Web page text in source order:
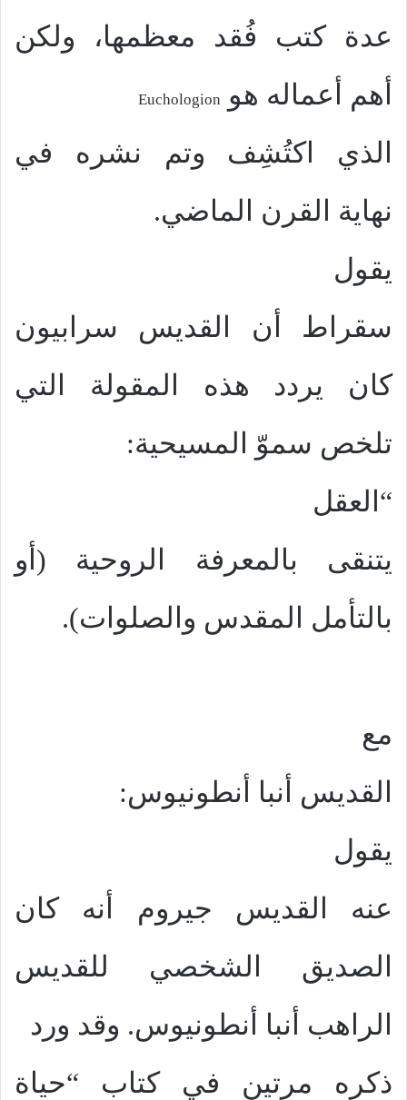
عدة كتب فُقد معظمها، ولكن
أهم أعماله هو Euchologion
الذي اكتُشِف وتم نشره في
نهاية القرن الماضي.
يقول
سقراط أن القديس سرابيون
كان يردد هذه المقولة التي
تلخص سموّ المسيحية:
“العقل
يتنقى بالمعرفة الروحية (أو
بالتأمل المقدس والصلوات).
مع
القديس أنبا أنطونيوس:
يقول
عنه القديس جيروم أنه كان
الصديق الشخصي للقديس
الراهب أنبا أنطونيوس. وقد ورد
ذكره مرتين في كتاب “حياة